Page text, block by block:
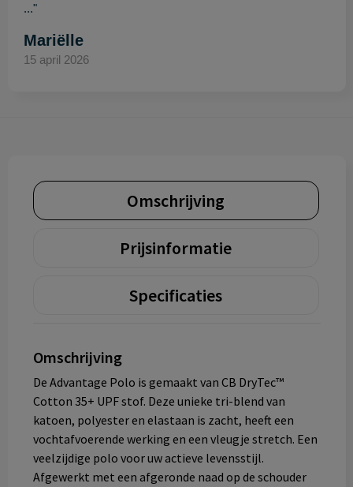
..."
Mariëlle
15 april 2026
Omschrijving
Prijsinformatie
Specificaties
Omschrijving
De Advantage Polo is gemaakt van CB DryTec™
Cotton 35+ UPF stof. Deze unieke tri-blend van
katoen, polyester en elastaan is zacht, heeft een
vochtafvoerende werking en een vleugje stretch. Een
veelzijdige polo voor uw actieve levensstijl.
Afgewerkt met een afgeronde naad op de schouder